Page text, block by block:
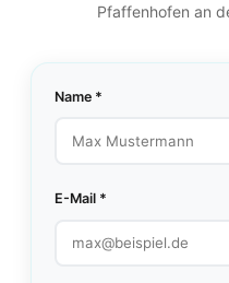
Pfaffenhofen an
Name *
E-Mail *